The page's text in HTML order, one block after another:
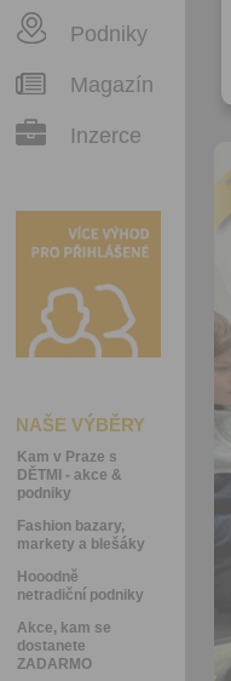
Podniky
Magazín
Inzerce
NAŠE VÝBĚRY
Kam v Praze s
DĚTMI - akce &
podniky
Fashion bazary,
markety a blešáky
Hooodně
netradiční podniky
Akce, kam se
dostanete
ZADARMO